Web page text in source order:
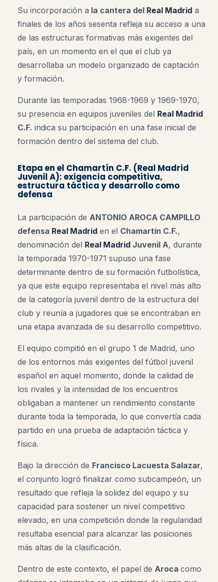
Su incorporación a la cantera del Real Madrid a
finales de los años sesenta refleja su acceso a una
de las estructuras formativas más exigentes del
país, en un momento en el que el club ya
desarrollaba un modelo organizado de captación
y formación.
Durante las temporadas 1968-1969 y 1969-1970,
su presencia en equipos juveniles del Real Madrid
C.F. indica su participación en una fase inicial de
formación dentro del sistema del club.
Etapa en el Chamartín C.F. (Real Madrid
Juvenil A): exigencia competitiva,
estructura táctica y desarrollo como
defensa
La participación de ANTONIO AROCA CAMPILLO
defensa Real Madrid en el Chamartín C.F.,
denominación del Real Madrid Juvenil A, durante
la temporada 1970-1971 supuso una fase
determinante dentro de su formación futbolística,
ya que este equipo representaba el nivel más alto
de la categoría juvenil dentro de la estructura del
club y reunía a jugadores que se encontraban en
una etapa avanzada de su desarrollo competitivo.
El equipo compitió en el grupo 1 de Madrid, uno
de los entornos más exigentes del fútbol juvenil
español en aquel momento, donde la calidad de
los rivales y la intensidad de los encuentros
obligaban a mantener un rendimiento constante
durante toda la temporada, lo que convertía cada
partido en una prueba de adaptación táctica y
física.
Bajo la dirección de Francisco Lacuesta Salazar,
el conjunto logró finalizar como subcampeón, un
resultado que refleja la solidez del equipo y su
capacidad para sostener un nivel competitivo
elevado, en una competición donde la regularidad
resultaba esencial para alcanzar las posiciones
más altas de la clasificación.
Dentro de este contexto, el papel de Aroca como